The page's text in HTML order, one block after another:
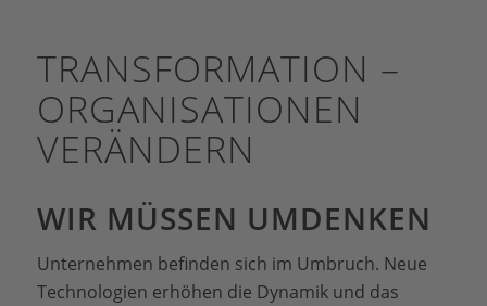
TRANSFORMATION –
ORGANISATIONEN
VERÄNDERN
WIR MÜSSEN UMDENKEN
Unternehmen befinden sich im Umbruch. Neue
Technologien erhöhen die Dynamik und das